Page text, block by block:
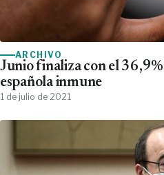
ARCHIVO
Junio finaliza con el
española inmune
1 de julio de 2021